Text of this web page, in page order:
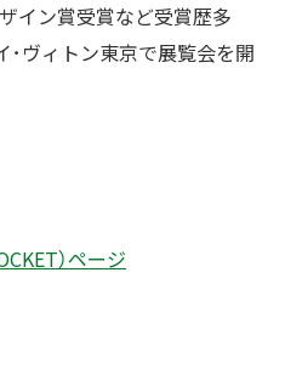
イン賞受賞など受賞歴多
･ヴィトン東京で展覧会を開
）ページ